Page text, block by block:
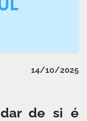
14/10/2025
de si é